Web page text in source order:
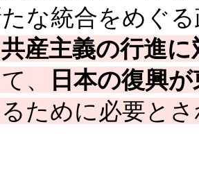
な統合をめぐ
共産主義の行進
、
日本の復興
ために必要と